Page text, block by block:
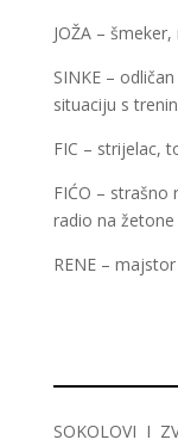
JOŽA –
SINKE –
situaciju s
FIC – strijelac,
FIĆO – strašno
radio na žetone
RENE –
SOKOLOVI I